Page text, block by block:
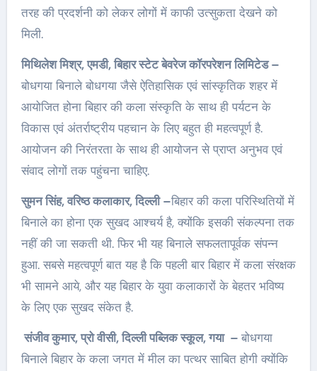
तरह की प्रदर्शनी को लेकर लोगों में काफी उत्सुकता देखने को
मिली.
मिथिलेश मिश्र, एमडी, बिहार स्टेट बेवरेज कॉरपरेशन लिमिटेड–
बोधगया बिनाले बोधगया जैसे ऐतिहासिक एवं सांस्कृतिक शहर में
आयोजित होना बिहार की कला संस्कृति के साथ ही पर्यटन के
विकास एवं अंतर्राष्ट्रीय पहचान के लिए बहुत ही महत्वपूर्ण है.
आयोजन की निरंतरता के साथ ही आयोजन से प्राप्त अनुभव एवं
संवाद लोगों तक पहुंचना चाहिए.
सुमन सिंह, वरिष्ठ कलाकार, दिल्ली –बिहार की कला परिस्थितियों में
बिनाले का होना एक सुखद आश्चर्य है, क्योंकि इसकी संकल्पना तक
नहीं की जा सकती थी. फिर भी यह बिनाले सफलतापूर्वक संपन्न
हुआ. सबसे महत्वपूर्ण बात यह है कि पहली बार बिहार में कला संरक्षक
भी सामने आये, और यह बिहार के युवा कलाकारों के बेहतर भविष्य
के लिए एक सुखद संकेत है.
संजीव कुमार, प्रो वीसी, दिल्ली पब्लिक स्कूल, गया – बोधगया
बिनाले बिहार के कला जगत में मील का पत्थर साबित होगी क्योंकि